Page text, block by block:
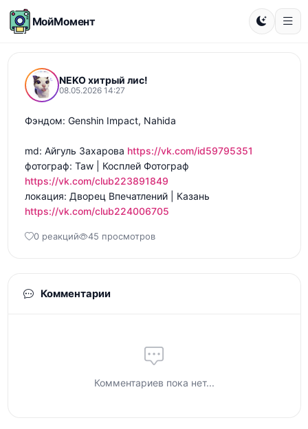
МойМомент
NEKO хитрый лис!
08.05.2026 14:27
Фэндом: Genshin Impact, Nahida
md: Айгуль Захарова https://vk.com/id59795351
https://vk.com/club223891849
https://vk.com/club224006705
0 реакций 45 просмотров
Комментарии
Комментариев пока нет...